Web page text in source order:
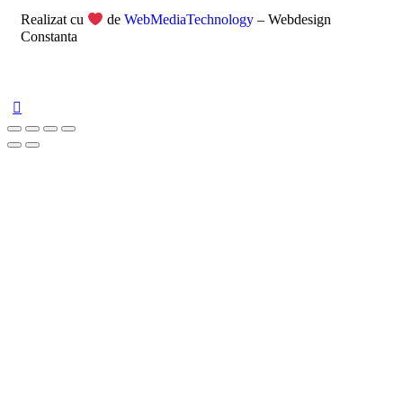
Realizat cu deWebMediaTechnology – Webdesign
Constanta